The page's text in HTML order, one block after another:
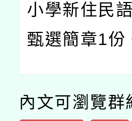
小學新住民
甄選簡章1份
內文可瀏覽群